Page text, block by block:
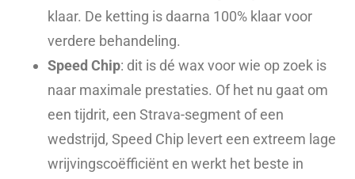
klaar. De ketting is daarna 100% klaar voor
verdere behandeling.
Speed Chip: dit is dé wax voor wie op zoek is
naar maximale prestaties. Of het nu gaat om
een tijdrit, een Strava-segment of een
wedstrijd, Speed Chip levert een extreem lage
wrijvingscoëfficiënt en werkt het beste in